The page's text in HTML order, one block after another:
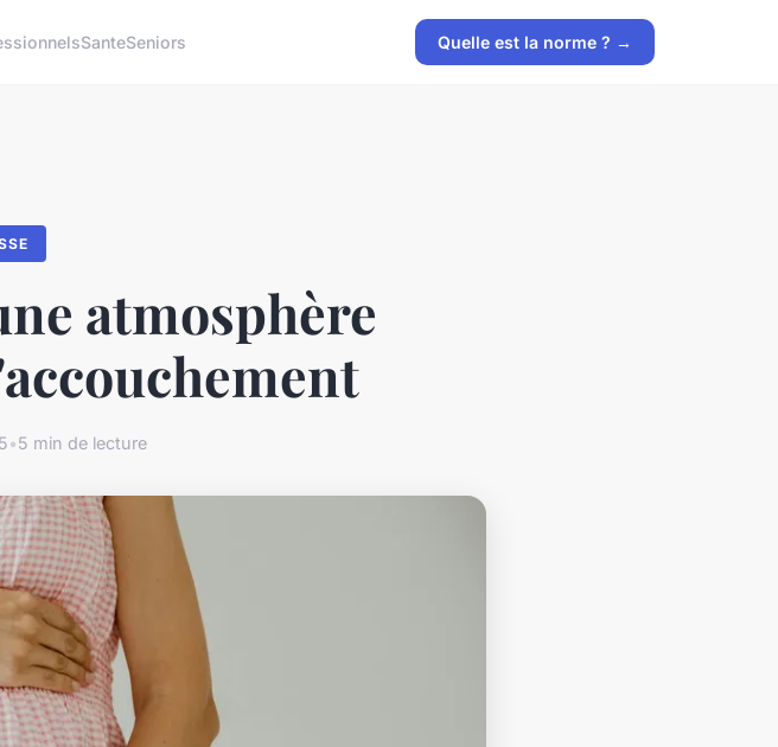
SanteSeniors Quelle est la norme ? →
atmosphère
•5 min de lecture